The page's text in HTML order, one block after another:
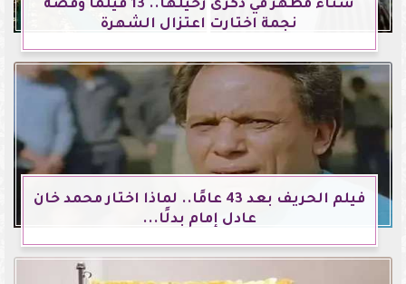
سناء مظهر في ذكرى رحيلها.. 13 فيلمًا وقصة
نجمة اختارت اعتزال الشهرة
فيلم الحريف بعد 43 عامًا.. لماذا اختار محمد خان
عادل إمام بدلًا...